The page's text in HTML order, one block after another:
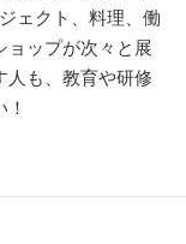
ェクト、料理、働
ョップが次々と展
人も、教育や研修